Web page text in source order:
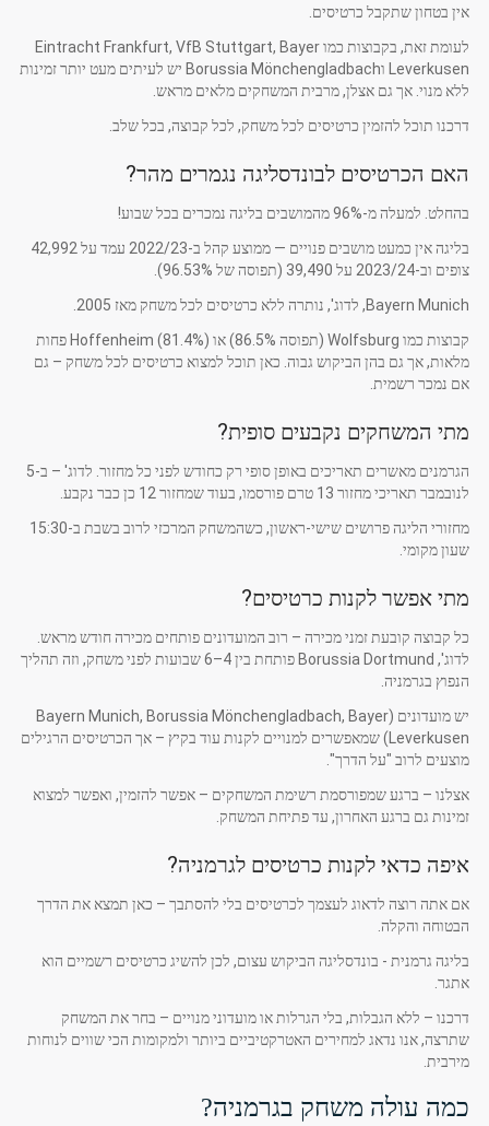
אין בטחון שתקבל כרטיסים.
לעומת זאת, בקבוצות כמו Eintracht Frankfurt, VfB Stuttgart, Bayer
Leverkusen וBorussia Mönchengladbach יש לעיתים מעט יותר זמינות
ללא מנוי. אך גם אצלן, מרבית המשחקים מלאים מראש.
דרכנו תוכל להזמין כרטיסים לכל משחק, לכל קבוצה, בכל שלב.
האם הכרטיסים לבונדסליגה נגמרים מהר?
בהחלט. למעלה מ-96% מהמושבים בליגה נמכרים בכל שבוע!
בליגה אין כמעט מושבים פנויים — ממוצע קהל ב-2022/23 עמד על 42,992
צופים וב-2023/24 על 39,490 (תפוסה של 96.53%).
Bayern Munich, לדוג', נותרה ללא כרטיסים לכל משחק מאז 2005.
קבוצות כמו Wolfsburg (תפוסה 86.5%) או Hoffenheim (81.4%) פחות
מלאות, אך גם בהן הביקוש גבוה. כאן תוכל למצוא כרטיסים לכל משחק – גם
אם נמכר רשמית.
מתי המשחקים נקבעים סופית?
הגרמנים מאשרים תאריכים באופן סופי רק כחודש לפני כל מחזור. לדוג' – ב-5
לנובמבר תאריכי מחזור 13 טרם פורסמו, בעוד שמחזור 12 כן כבר נקבע.
מחזורי הליגה פרושים שישי-ראשון, כשהמשחק המרכזי לרוב בשבת ב-15:30
שעון מקומי.
מתי אפשר לקנות כרטיסים?
כל קבוצה קובעת זמני מכירה – רוב המועדונים פותחים מכירה חודש מראש.
לדוג', Borussia Dortmund פותחת בין 4–6 שבועות לפני משחק, וזה תהליך
הנפוץ בגרמניה.
יש מועדונים (Bayern Munich, Borussia Mönchengladbach, Bayer
Leverkusen) שמאפשרים למנויים לקנות עוד בקיץ – אך הכרטיסים הרגילים
מוצעים לרוב "על הדרך".
אצלנו – ברגע שמפורסמת רשימת המשחקים – אפשר להזמין, ואפשר למצוא
זמינות גם ברגע האחרון, עד פתיחת המשחק.
איפה כדאי לקנות כרטיסים לגרמניה?
אם אתה רוצה לדאוג לעצמך לכרטיסים בלי להסתבך – כאן תמצא את הדרך
הבטוחה והקלה.
בליגה גרמנית - בונדסליגה הביקוש עצום, לכן להשיג כרטיסים רשמיים הוא
אתגר.
דרכנו – ללא הגבלות, בלי הגרלות או מועדוני מנויים – בחר את המשחק
שתרצה, אנו נדאג למחירים האטרקטיביים ביותר ולמקומות הכי שווים לנוחות
מירבית.
כמה עולה משחק בגרמניה?